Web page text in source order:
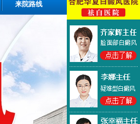
来院路线